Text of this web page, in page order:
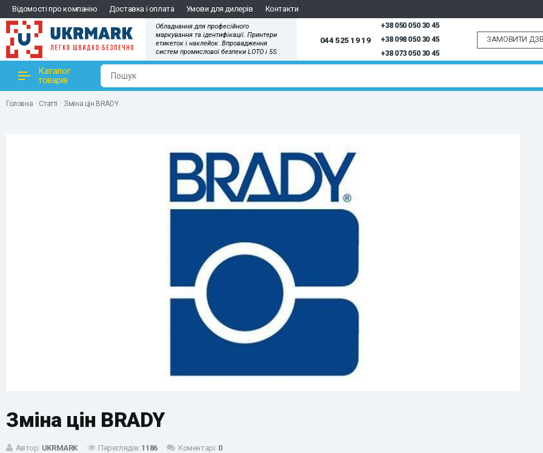
Відомості про компанію Доставка і оплата Умови для дилерів Контакти
Обладнання для професійного
маркування та ідентифікації. Принтери
етикеток і наклейок. Впровадження
систем промислової безпеки LOTO і 5S.
044 525 19 19
+38 050 050 30 45
+38 098 050 30 45
+38 073 050 30 45
ЗАМОВИТИ
Каталог
товарів
Головна Статті Зміна цін BRADY
Зміна цін BRADY
Автор: UKRMARK Переглядів: 1186 Коментарі: 0